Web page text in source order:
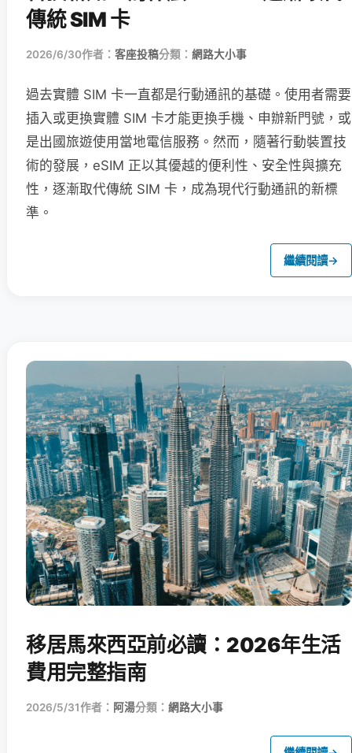
傳統 SIM 卡
2026/6/30作者： 客座投稿分類： 網路大小事
過去實體 SIM 卡一直都是行動通訊的基礎。使用者需要
插入或更換實體 SIM 卡才能更換手機、申辦新門號，或
是出國旅遊使用當地電信服務。然而，隨著行動裝置技
術的發展，eSIM 正以其優越的便利性、安全性與擴充
性，逐漸取代傳統 SIM 卡，成為現代行動通訊的新標
準。
繼續閱讀→
移居馬來西亞前必讀：2026年生活
費用完整指南
2026/5/31作者： 阿湯分類： 網路大小事